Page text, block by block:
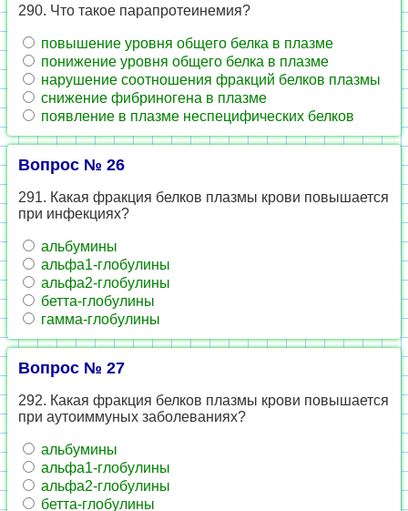
290. Что такое парапротеинемия?
повышение уровня общего белка в плазме
понижение уровня общего белка в плазме
нарушение соотношения фракций белков плазмы
снижение фибриногена в плазме
появление в плазме неспецифических белков
Вопрос № 26
291. Какая фракция белков плазмы крови повышается
при инфекциях?
альбумины
альфа1-глобулины
альфа2-глобулины
бетта-глобулины
гамма-глобулины
Вопрос № 27
292. Какая фракция белков плазмы крови повышается
при аутоиммуных заболеваниях?
альбумины
альфа1-глобулины
альфа2-глобулины
бетта-глобулины